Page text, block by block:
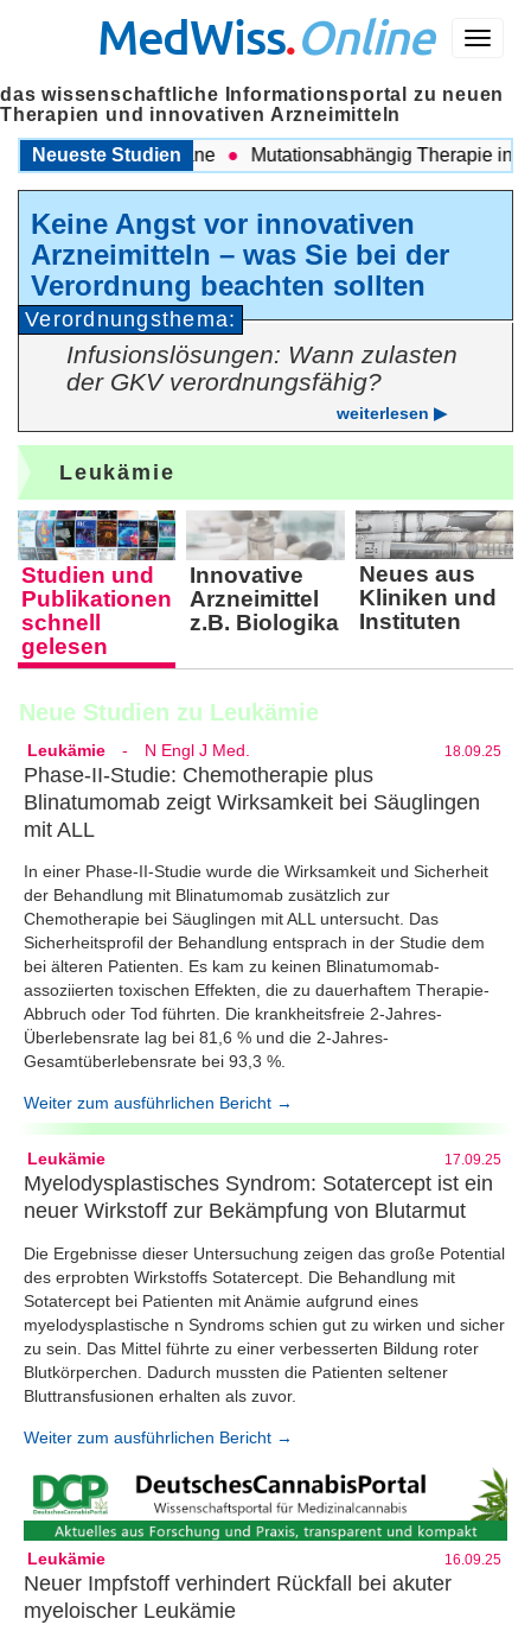
Menü
MedWiss.Online
das wissenschaftliche Informationsportal zu neuen
Therapien und innovativen Arzneimitteln
Neueste Studien
COPD und Migräne Mutationsabhängig Therapie
Keine Angst vor innovativen
Arzneimitteln – was Sie bei der
Verordnung beachten sollten
Verordnungsthema:
Infusionslösungen: Wann zulasten
der GKV verordnungsfähig?
weiterlesen ▶
Leukämie
Studien und
Publika­tionen
schnell
gelesen
Innovative
Arznei­mittel
z.B. Biologika
Neues aus
Kliniken und
Instituten
Neue Studien zu Leukämie
Leukämie - N Engl J Med. 18.09.25
Phase-II-Studie: Chemotherapie plus
Blinatumomab zeigt Wirksamkeit bei Säuglingen
mit ALL
In einer Phase-II-Studie wurde die Wirksamkeit und Sicherheit
der Behandlung mit Blinatumomab zusätzlich zur
Chemotherapie bei Säuglingen mit ALL untersucht. Das
Sicherheitsprofil der Behandlung entsprach in der Studie dem
bei älteren Patienten. Es kam zu keinen Blinatumomab-
assoziierten toxischen Effekten, die zu dauerhaftem Therapie-
Abbruch oder Tod führten. Die krankheitsfreie 2-Jahres-
Überlebensrate lag bei 81,6 % und die 2-Jahres-
Gesamtüberlebensrate bei 93,3 %.
Weiter zum ausführlichen Bericht →
Leukämie 17.09.25
Myelodysplastisches Syndrom: Sotatercept ist ein
neuer Wirkstoff zur Bekämpfung von Blutarmut
Die Ergebnisse dieser Untersuchung zeigen das große Potential
des erprobten Wirkstoffs Sotatercept. Die Behandlung mit
Sotatercept bei Patienten mit Anämie aufgrund eines
myelodysplastische n Syndroms schien gut zu wirken und sicher
zu sein. Das Mittel führte zu einer verbesserten Bildung roter
Blutkörperchen. Dadurch mussten die Patienten seltener
Bluttransfusionen erhalten als zuvor.
Weiter zum ausführlichen Bericht →
Leukämie 16.09.25
Neuer Impfstoff verhindert Rückfall bei akuter
myeloischer Leukämie